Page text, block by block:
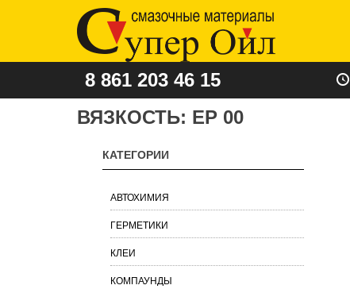
8 861 203 46 15
ВЯЗКОСТЬ: EP 00
КАТЕГОРИИ
АВТОХИМИЯ
ГЕРМЕТИКИ
КЛЕИ
КОМПАУНДЫ